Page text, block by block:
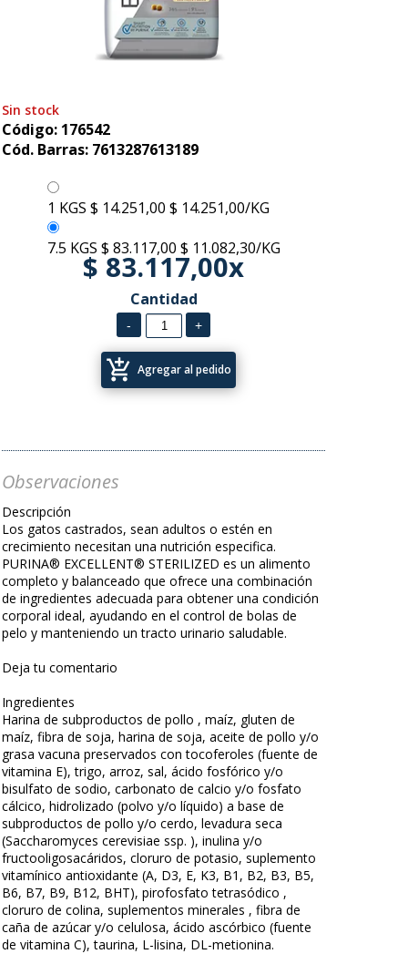
Sin stock
Código: 176542
Cód. Barras: 7613287613189
1 KGS $ 14.251,00 $ 14.251,00/KG
7.5 KGS $ 83.117,00 $ 11.082,30/KG
$ 83.117,00x
Cantidad
add_shopping_cart Agregar al pedido
Observaciones
Descripción
Los gatos castrados, sean adultos o estén en
crecimiento necesitan una nutrición especifica.
PURINA® EXCELLENT® STERILIZED es un alimento
completo y balanceado que ofrece una combinación
de ingredientes adecuada para obtener una condición
corporal ideal, ayudando en el control de bolas de
pelo y manteniendo un tracto urinario saludable.
Deja tu comentario
Ingredientes
Harina de subproductos de pollo , maíz, gluten de
maíz, fibra de soja, harina de soja, aceite de pollo y/o
grasa vacuna preservados con tocoferoles (fuente de
vitamina E), trigo, arroz, sal, ácido fosfórico y/o
bisulfato de sodio, carbonato de calcio y/o fosfato
cálcico, hidrolizado (polvo y/o líquido) a base de
subproductos de pollo y/o cerdo, levadura seca
(Saccharomyces cerevisiae ssp. ), inulina y/o
fructooligosacáridos, cloruro de potasio, suplemento
vitamínico antioxidante (A, D3, E, K3, B1, B2, B3, B5,
B6, B7, B9, B12, BHT), pirofosfato tetrasódico ,
cloruro de colina, suplementos minerales , fibra de
caña de azúcar y/o celulosa, ácido ascórbico (fuente
de vitamina C), taurina, L-lisina, DL-metionina.